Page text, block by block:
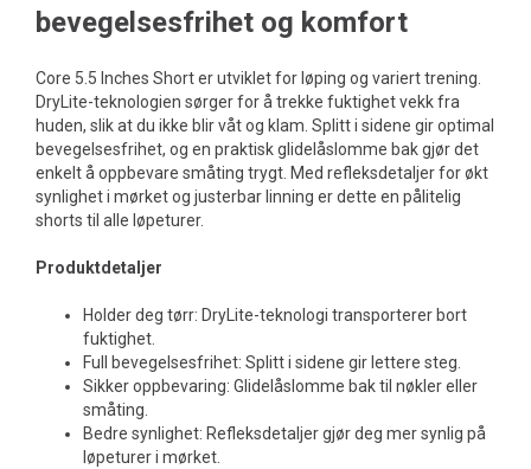
bevegelsesfrihet og komfort
Core 5.5 Inches Short er utviklet for løping og variert trening.
DryLite-teknologien sørger for å trekke fuktighet vekk fra
huden, slik at du ikke blir våt og klam. Splitt i sidene gir optimal
bevegelsesfrihet, og en praktisk glidelåslomme bak gjør det
enkelt å oppbevare småting trygt. Med refleksdetaljer for økt
synlighet i mørket og justerbar linning er dette en pålitelig
shorts til alle løpeturer.
Produktdetaljer
Holder deg tørr: DryLite-teknologi transporterer bort
fuktighet.
Full bevegelsesfrihet: Splitt i sidene gir lettere steg.
Sikker oppbevaring: Glidelåslomme bak til nøkler eller
småting.
Bedre synlighet: Refleksdetaljer gjør deg mer synlig på
løpeturer i mørket.